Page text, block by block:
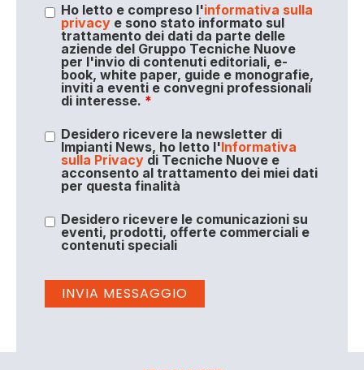
Ho letto e compreso l'informativa sulla
privacye sono stato informato sul
trattamento dei dati da parte delle
aziende del Gruppo Tecniche Nuove
per l'invio di contenuti editoriali, e-
book, white paper, guide e monografie,
inviti a eventi e convegni professionali
di interesse. *
Desidero ricevere la newsletter di
Impianti News, ho letto l'Informativa
sulla Privacydi Tecniche Nuove e
acconsento al trattamento dei miei dati
per questa finalità
Desidero ricevere le comunicazioni su
eventi, prodotti, offerte commerciali e
contenuti speciali